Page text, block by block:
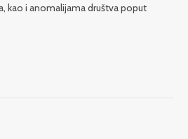
kao i anomalijama društva poput